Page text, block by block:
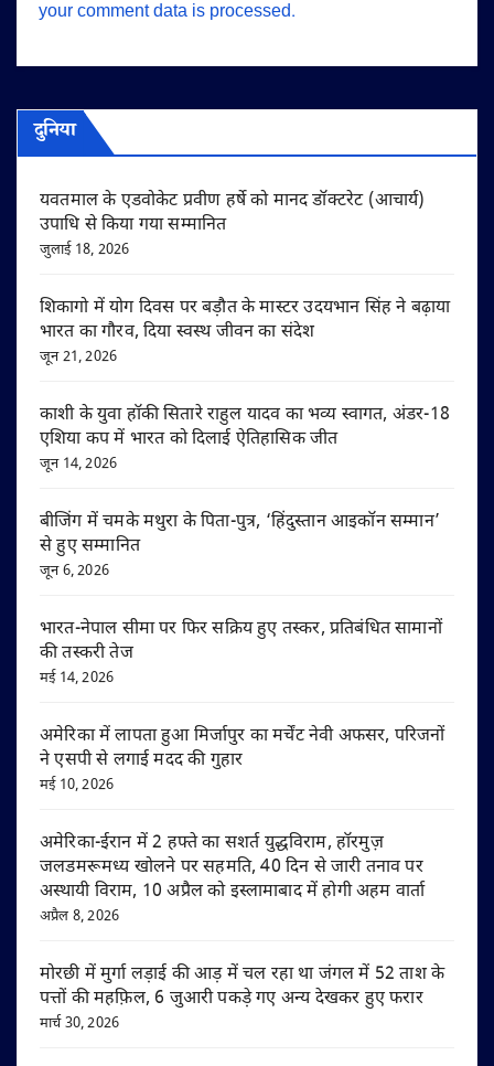
your comment data is processed.
दुनिया
यवतमाल के एडवोकेट प्रवीण हर्षे को मानद डॉक्टरेट (आचार्य)
उपाधि से किया गया सम्मानित
जुलाई 18, 2026
शिकागो में योग दिवस पर बड़ौत के मास्टर उदयभान सिंह ने बढ़ाया
भारत का गौरव, दिया स्वस्थ जीवन का संदेश
जून 21, 2026
काशी के युवा हॉकी सितारे राहुल यादव का भव्य स्वागत, अंडर-18
एशिया कप में भारत को दिलाई ऐतिहासिक जीत
जून 14, 2026
बीजिंग में चमके मथुरा के पिता-पुत्र, ‘हिंदुस्तान आइकॉन सम्मान’
से हुए सम्मानित
जून 6, 2026
भारत-नेपाल सीमा पर फिर सक्रिय हुए तस्कर, प्रतिबंधित सामानों
की तस्करी तेज
मई 14, 2026
अमेरिका में लापता हुआ मिर्जापुर का मर्चेंट नेवी अफसर, परिजनों
ने एसपी से लगाई मदद की गुहार
मई 10, 2026
अमेरिका-ईरान में 2 हफ्ते का सशर्त युद्धविराम, हॉरमुज़
जलडमरूमध्य खोलने पर सहमति, 40 दिन से जारी तनाव पर
अस्थायी विराम, 10 अप्रैल को इस्लामाबाद में होगी अहम वार्ता
अप्रैल 8, 2026
मोरछी में मुर्गा लड़ाई की आड़ में चल रहा था जंगल में 52 ताश के
पत्तों की महफ़िल, 6 जुआरी पकड़े गए अन्य देखकर हुए फरार
मार्च 30, 2026